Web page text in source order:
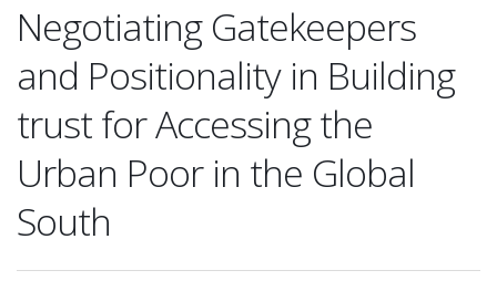
Negotiating Gatekeepers
and Positionality in Building
trust for Accessing the
Urban Poor in the Global
South